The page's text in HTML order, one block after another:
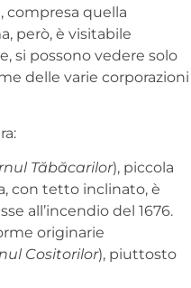
compresa quella
però, è visitabile
si possono vedere solo
delle varie corporazioni
Tăbăcarilor), piccola
con tetto inclinato, è
all’incendio del 1676.
originarie
Cositorilor), piuttosto